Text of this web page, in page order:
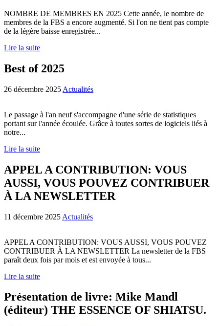
NOMBRE DE MEMBRES EN 2025 Cette année, le nombre de
membres de la FBS a encore augmenté. Si l'on ne tient pas compte
de la légère baisse enregistrée...
Lire la suite
Best of 2025
26 décembre 2025 Actualités
Le passage à l'an neuf s'accompagne d'une série de statistiques
portant sur l'année écoulée. Grâce à toutes sortes de logiciels liés à
notre...
Lire la suite
APPEL A CONTRIBUTION: VOUS
AUSSI, VOUS POUVEZ CONTRIBUER
À LA NEWSLETTER
11 décembre 2025 Actualités
APPEL A CONTRIBUTION: VOUS AUSSI, VOUS POUVEZ
CONTRIBUER À LA NEWSLETTER La newsletter de la FBS
paraît deux fois par mois et est envoyée à tous...
Lire la suite
Présentation de livre: Mike Mandl
(éditeur) THE ESSENCE OF SHIATSU.